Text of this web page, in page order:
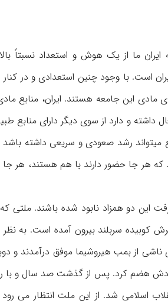
ما از یک هوش و استعداد نسبتاً
است. با وجود چنین استعدادی و در کنار
مادی این جامعه هستند. ایران، منابع
داشته و دارد از سوی دیگر دارای منابع
رشد صعودی و سریعی داشته باشد
هر جا حضور دارند با هم هستند، هر جا
این دو همزاد نابود شده باشند. ملتی
کوبیده سربلند بیرون آمده است. به
از بمب هیروشیما موفق درآمدند و
هضم کرد. پس از گذشت صد سال و با
اسلامی شد. از این ملت انتظار می